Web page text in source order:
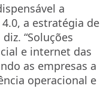
a
a estratégia de
“Soluções
e internet das
as empresas a
operacional e